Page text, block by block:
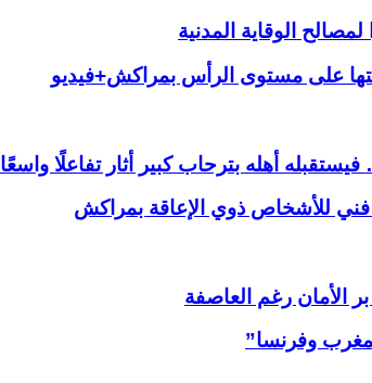
الوقاية المدنية
على مستوى الرأس بمراكش+فيديو
أهله بترحاب كبير أثار تفاعلًا واسعًا
للأشخاص ذوي الإعاقة بمراكش
الأمان رغم العاصفة
وفرنسا”